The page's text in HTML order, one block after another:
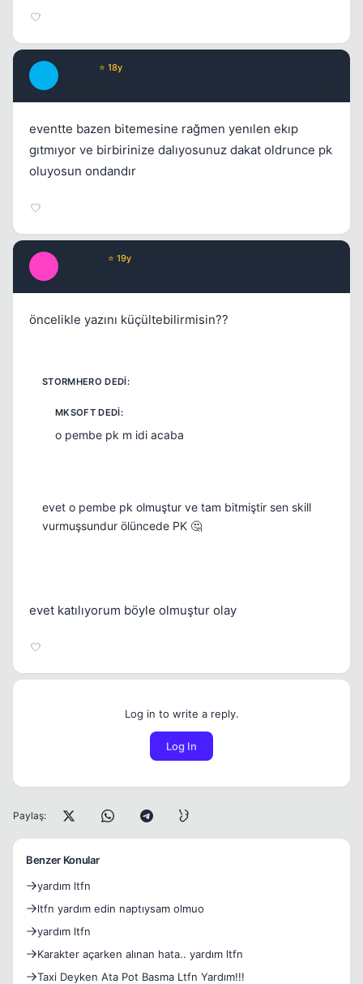
⭐ 18y
eventte bazen bitemesine rağmen yenılen ekıp
gıtmıyor ve birbirinize dalıyosunuz dakat oldrunce pk
oluyosun ondandır
⭐ 19y
öncelikle yazını küçültebilirmisin??
o pembe pk m idi acaba
evet o pembe pk olmuştur ve tam bitmiştir sen skill
vurmuşsundur ölüncede PK 🤔
evet katılıyorum böyle olmuştur olay
Log in to write a reply.
Log In
Paylaş:
Benzer Konular
yardım ltfn
ltfn yardım edin naptıysam olmuo
yardım ltfn
Karakter açarken alınan hata.. yardım ltfn
Taxi Deyken Ata Pot Basma Ltfn Yardım!!!